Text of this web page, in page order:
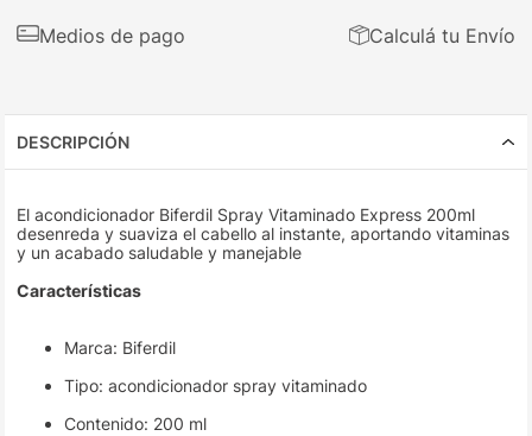
Medios de pago Calculá tu Envío
DESCRIPCIÓN
El acondicionador Biferdil Spray Vitaminado Express 200ml
desenreda y suaviza el cabello al instante, aportando vitaminas
y un acabado saludable y manejable
Características
Marca: Biferdil
Tipo: acondicionador spray vitaminado
Contenido: 200 ml